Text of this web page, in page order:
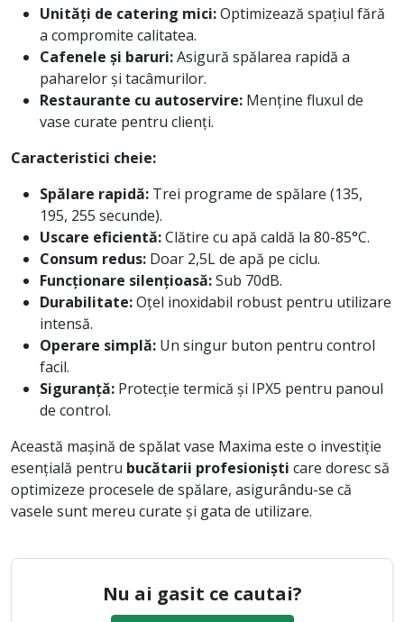
Unități de catering mici:Optimizează spațiul fără
a compromite calitatea.
Cafenele și baruri:Asigură spălarea rapidă a
paharelor și tacâmurilor.
Restaurante cu autoservire: Menține fluxul de
vase curate pentru clienți.
Caracteristici cheie:
Spălare rapidă: Trei programe de spălare (135,
195, 255 secunde).
Uscare eficientă:Clătire cu apă caldă la 80-85°C.
Consum redus: Doar 2,5L de apă pe ciclu.
Funcționare silențioasă:Sub 70dB.
Durabilitate:Oțel inoxidabil robust pentru utilizare
intensă.
Operare simplă: Un singur buton pentru control
facil.
Siguranță: Protecție termică și IPX5 pentru panoul
de control.
Această mașină de spălat vase Maxima este o investiție
esențială pentru bucătarii profesioniști care doresc să
optimizeze procesele de spălare, asigurându-se că
vasele sunt mereu curate și gata de utilizare.
Nu ai gasit ce cautai?